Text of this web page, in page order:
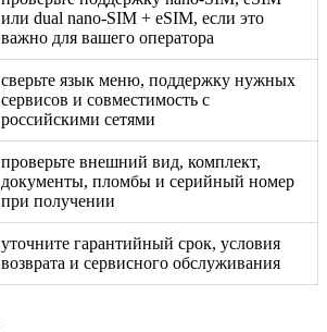
или dual nano-SIM + eSIM, если это
важно для вашего оператора
сверьте язык меню, поддержку нужных
сервисов и совместимость с
российскими сетями
проверьте внешний вид, комплект,
документы, пломбы и серийный номер
при получении
уточните гарантийный срок, условия
возврата и сервисного обслуживания